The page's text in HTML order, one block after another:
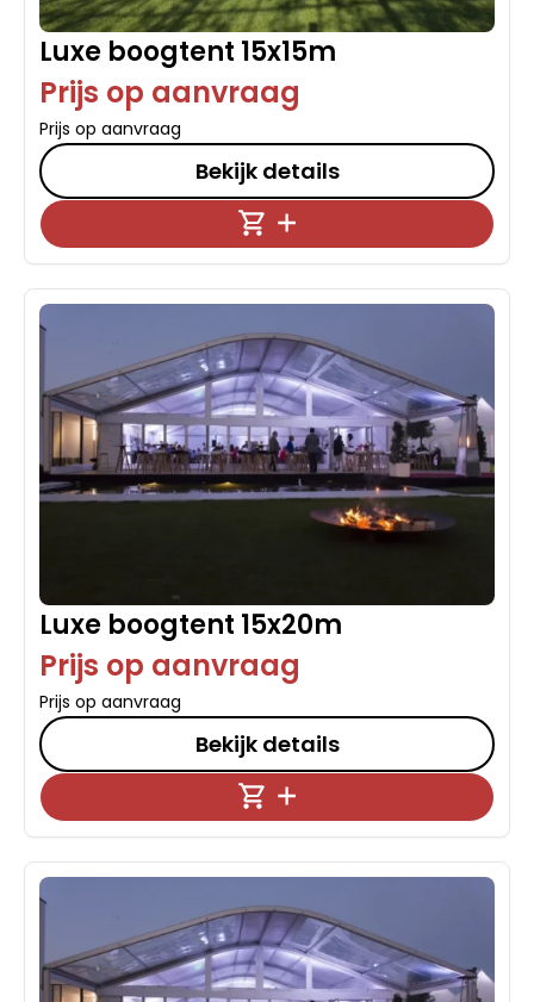
Luxe boogtent 15x15m
Prijs op aanvraag
Prijs op aanvraag
Bekijk details
Luxe boogtent 15x20m
Prijs op aanvraag
Prijs op aanvraag
Bekijk details